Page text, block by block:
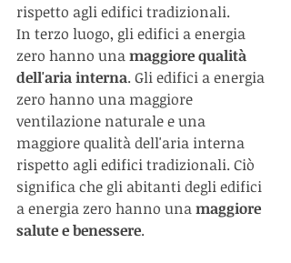
rispetto agli edifici tradizionali.
In terzo luogo, gli edifici a energia
zero hanno una maggiore qualità
dell'aria interna. Gli edifici a energia
zero hanno una maggiore
ventilazione naturale e una
maggiore qualità dell'aria interna
rispetto agli edifici tradizionali. Ciò
significa che gli abitanti degli edifici
a energia zero hanno una maggiore
salute e benessere.